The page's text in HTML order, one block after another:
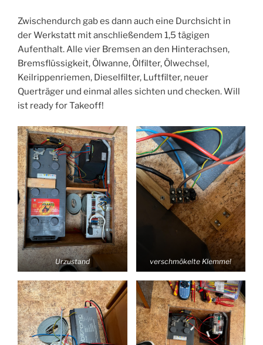
Zwischendurch gab es dann auch eine Durchsicht in
der Werkstatt mit anschließendem 1,5 tägigen
Aufenthalt. Alle vier Bremsen an den Hinterachsen,
Bremsflüssigkeit, Ölwanne, Ölfilter, Ölwechsel,
Keilrippenriemen, Dieselfilter, Luftfilter, neuer
Querträger und einmal alles sichten und checken. Will
ist ready for Takeoff!
Urzustand verschmökelte Klemme!